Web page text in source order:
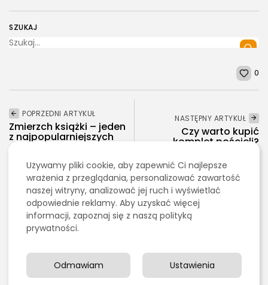
2026 - Bookini.pl Wszelkie prawa zastrzeżone.
Treści umieszczone na stornie są chronione
prawem autorskim.
SZUKAJ
0
POPRZEDNI ARTYKUŁ
Zmierzch książki – jeden
z najpopularniejszych
Rozrywka
NASTĘPNY ARTYKUŁ
Czy warto kupić
komplet pościeli?
Ostatnie artykuły:
Kulinaria
Grillowanie pośrednie czy bezpośrednie – czym się
Używamy pliki cookie, aby zapewnić Ci najlepsze
wrażenia z przeglądania, personalizować zawartość
naszej witryny, analizować jej ruch i wyświetlać
odpowiednie reklamy. Aby uzyskać więcej
informacji, zapoznaj się z naszą polityką
prywatności.
Ustawienia
Odmawiam